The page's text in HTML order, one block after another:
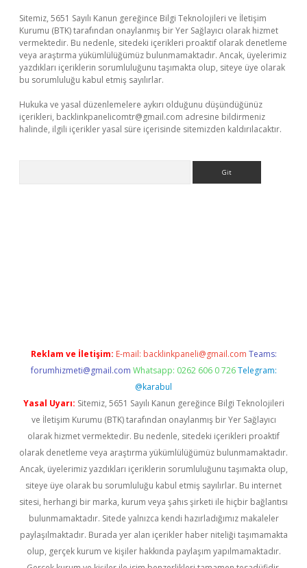
Sitemiz, 5651 Sayılı Kanun gereğince Bilgi Teknolojileri ve İletişim
Kurumu (BTK) tarafından onaylanmış bir Yer Sağlayıcı olarak hizmet
vermektedir. Bu nedenle, sitedeki içerikleri proaktif olarak denetleme
veya araştırma yükümlülüğümüz bulunmamaktadır. Ancak, üyelerimiz
yazdıkları içeriklerin sorumluluğunu taşımakta olup, siteye üye olarak
bu sorumluluğu kabul etmiş sayılırlar.
Hukuka ve yasal düzenlemelere aykırı olduğunu düşündüğünüz
içerikleri, backlinkpanelicomtr@gmail.com adresine bildirmeniz
halinde, ilgili içerikler yasal süre içerisinde sitemizden kaldırılacaktır.
Reklam ve İletişim: E-mail: backlinkpaneli@gmail.com Teams:
forumhizmeti@gmail.com Whatsapp: 0262 606 0 726 Telegram:
@karabul
Yasal Uyarı: Sitemiz, 5651 Sayılı Kanun gereğince Bilgi Teknolojileri
ve İletişim Kurumu (BTK) tarafından onaylanmış bir Yer Sağlayıcı
olarak hizmet vermektedir. Bu nedenle, sitedeki içerikleri proaktif
olarak denetleme veya araştırma yükümlülüğümüz bulunmamaktadır.
Ancak, üyelerimiz yazdıkları içeriklerin sorumluluğunu taşımakta olup,
siteye üye olarak bu sorumluluğu kabul etmiş sayılırlar. Bu internet
sitesi, herhangi bir marka, kurum veya şahıs şirketi ile hiçbir bağlantısı
bulunmamaktadır. Sitede yalnızca kendi hazırladığımız makaleler
paylaşılmaktadır. Burada yer alan içerikler haber niteliği taşımamakta
olup, gerçek kurum ve kişiler hakkında paylaşım yapılmamaktadır.